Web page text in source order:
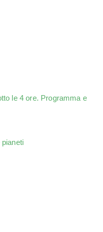
le 4 ore. Programma e
pianeti